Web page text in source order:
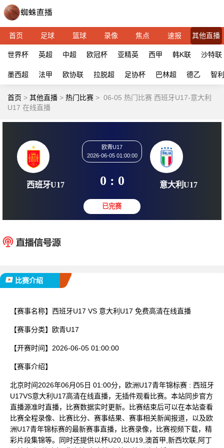
首页 足球 篮球 录像 焦点 速报 其他直播
世界杯 英超 中超 欧冠杯 亚精英 西甲 韩K联 沙特联
墨西超 法甲 欧协联 拉脱超 足协杯 巴林超 德乙 智
首页 > 其他直播 > 热门比赛 > 06-05 热门比赛 西班牙U17-意大利
U17 在线直播
欧青U17
2026-06-05 01:00:00
0 : 0
比赛介绍
【赛事名称】 西班牙U17 VS 意大利U17 免费高清在线直播
【赛事分类】 欧青U17
【开赛时间】 2026-06-05 01:00:00
【赛事介绍】
北京时间2026年06月05日 01:00分，欧洲U17青年锦标赛 : 西班牙
U17VS意大利U17高清在线直播，无插件观看比赛。本站同步官方
直播源准时直播，比赛数据实时更新。比赛结束后可以在本站查看
比赛全程录像、比赛比分、赛事结果、赛事相关新闻报道，以及欧
洲U17青年锦标赛的最新赛事直播，比赛录像，比赛视频下载，精
彩片段集锦等。同时还提供以杯U20,以U19,澳首甲,新西坎联,阿丁